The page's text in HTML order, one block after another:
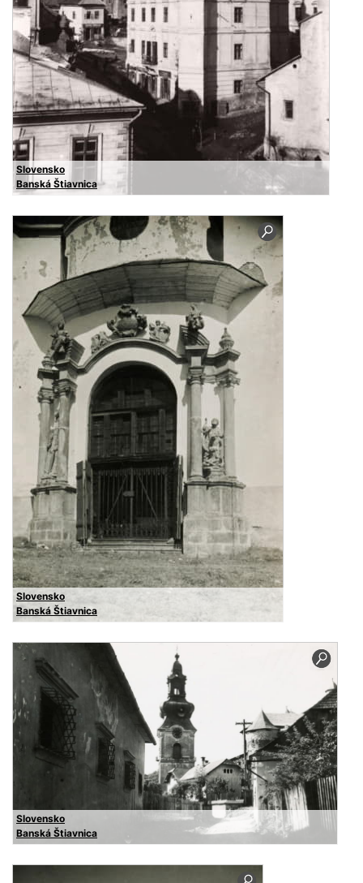
Slovensko
Banská Štiavnica
Slovensko
Banská Štiavnica
Slovensko
Banská Štiavnica